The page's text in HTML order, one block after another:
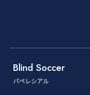
Blind Soccer
パペレシアル